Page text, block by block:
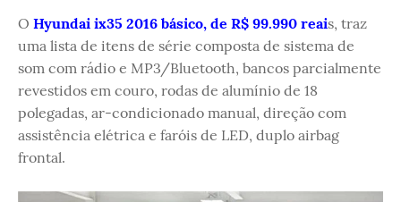
O Hyundai ix35 2016 básico, de R$ 99.990 reais, traz
uma lista de itens de série composta de sistema de
som com rádio e MP3/Bluetooth, bancos parcialmente
revestidos em couro, rodas de alumínio de 18
polegadas, ar-condicionado manual, direção com
assistência elétrica e faróis de LED, duplo airbag
frontal.